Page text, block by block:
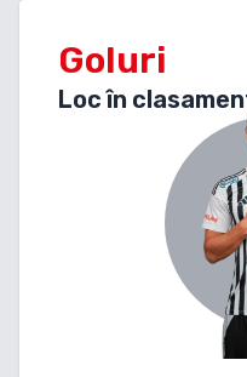
Goluri
Loc în